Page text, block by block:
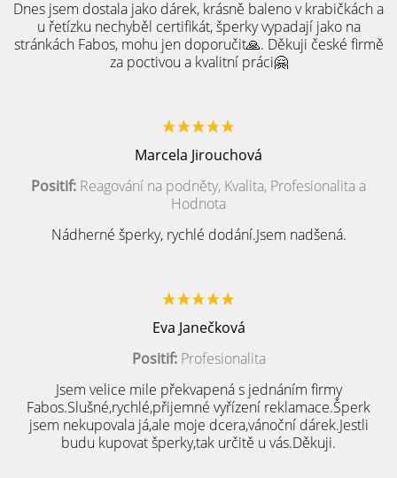
Dnes jsem dostala jako dárek, krásně baleno v krabičkách a
u řetízku nechyběl certifikát, šperky vypadají jako na
stránkách Fabos, mohu jen doporučit🙏. Děkuji české firmě
za poctivou a kvalitní práci🤗
Marcela Jirouchová
Positif: Reagování na podněty, Kvalita, Profesionalita a
Hodnota
Nádherné šperky, rychlé dodání.Jsem nadšená.
Eva Janečková
Positif:Profesionalita
Jsem velice mile překvapená s jednáním firmy
Fabos.Slušné,rychlé,přijemné vyřízení reklamace.Šperk
jsem nekupovala já,ale moje dcera,vánoční dárek.Jestli
budu kupovat šperky,tak určitě u vás.Děkuji.